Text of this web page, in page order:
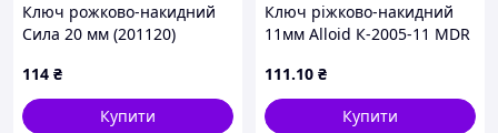
Ключ рожково-накидний
Сила 20 мм (201120)
114 ₴
Купити
Ключ ріжково-накидний
11мм Alloid К-2005-11 MDR
111.10 ₴
Купити